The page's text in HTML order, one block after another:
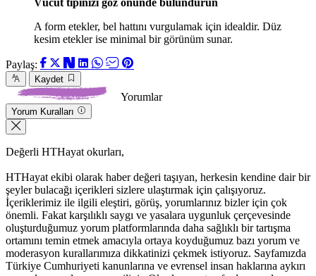
A form etekler, bel hattını vurgulamak için idealdir. Düz
kesim etekler ise minimal bir görünüm sunar.
Paylaş:
Kaydet
Yorumlar
Yorum Kuralları
Değerli HTHayat okurları,
HTHayat ekibi olarak haber değeri taşıyan, herkesin kendine dair bir
şeyler bulacağı içerikleri sizlere ulaştırmak için çalışıyoruz.
İçeriklerimiz ile ilgili eleştiri, görüş, yorumlarınız bizler için çok
önemli. Fakat karşılıklı saygı ve yasalara uygunluk çerçevesinde
oluşturduğumuz yorum platformlarında daha sağlıklı bir tartışma
ortamını temin etmek amacıyla ortaya koyduğumuz bazı yorum ve
moderasyon kurallarımıza dikkatinizi çekmek istiyoruz. Sayfamızda
Türkiye Cumhuriyeti kanunlarına ve evrensel insan haklarına aykırı